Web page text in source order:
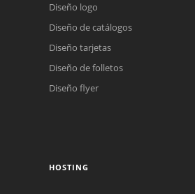
Diseño logo
Diseño de catálogos
Diseño tarjetas
Diseño de folletos
Diseño flyer
HOSTING